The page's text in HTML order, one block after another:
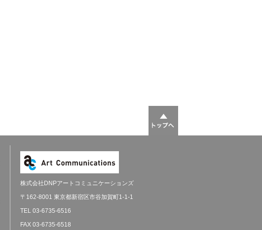
株式会社DNPアートコミュニケーションズ
〒162-8001 東京都新宿区市谷加賀町1-1-1
TEL 03-6735-6516
FAX 03-6735-6518